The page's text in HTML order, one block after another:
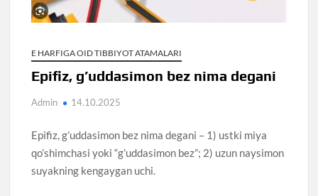
E HARFIGA OID TIBBIYOT ATAMALARI
Epifiz, g’uddasimon bez nima degani
Admin 14.10.2025
Epifiz, g’uddasimon bez nima degani – 1) ustki miya
qo’shimchasi yoki “g’uddasimon bez”; 2) uzun naysimon
suyakning kengaygan uchi.